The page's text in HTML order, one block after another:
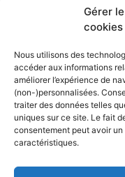
Gérer
cookies
Nous utilisons des
accéder aux informations
améliorer l’expérience de
(non-)personnalisées.
traiter des données telles
uniques sur ce site. Le fait
consentement peut avoir
caractéristiques.
Côtes&Mers, le
le trek et le raid
BoatingAds, le
européen